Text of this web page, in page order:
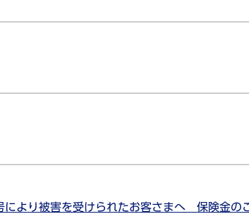
により被害を受けられたお客さまへ 保険金の